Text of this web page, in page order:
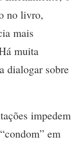
no livro,
mais
muita
dialogar sobre
impedem
em